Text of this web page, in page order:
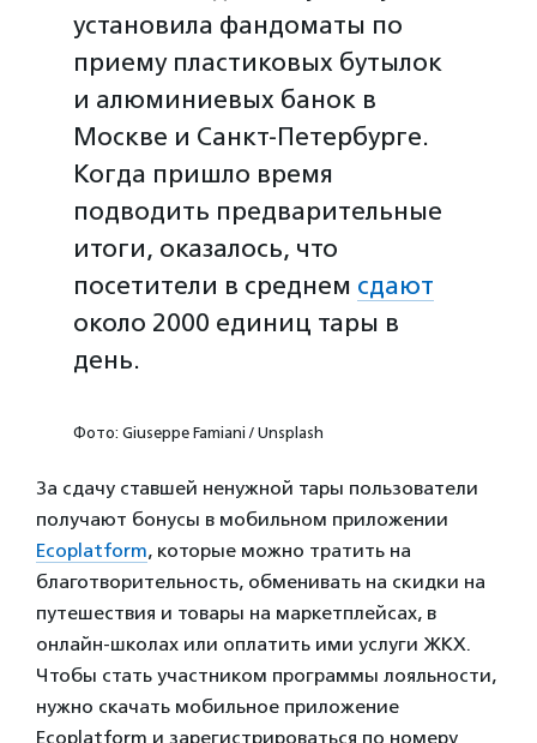
установила фандоматы по
приему пластиковых бутылок
и алюминиевых банок в
Москве и Санкт-Петербурге.
Когда пришло время
подводить предварительные
итоги, оказалось, что
посетители в среднем сдают
около 2000 единиц тары в
день.
Фото: Giuseppe Famiani / Unsplash
За сдачу ставшей ненужной тары пользователи
получают бонусы в мобильном приложении
Ecoplatform, которые можно тратить на
благотворительность, обменивать на скидки на
путешествия и товары на маркетплейсах, в
онлайн-школах или оплатить ими услуги ЖКХ.
Чтобы стать участником программы лояльности,
нужно скачать мобильное приложение
Ecoplatform и зарегистрироваться по номеру